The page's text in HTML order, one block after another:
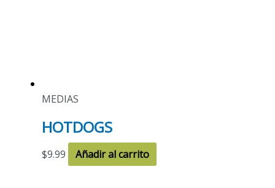
MEDIAS
HOTDOGS
$9.99 Añadir al carrito